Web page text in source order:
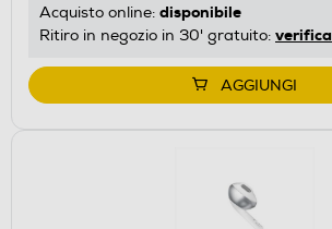
Acquisto online: disponibile
Ritiro in negozio in 30' gratuito: verifica
AGGIUNGI